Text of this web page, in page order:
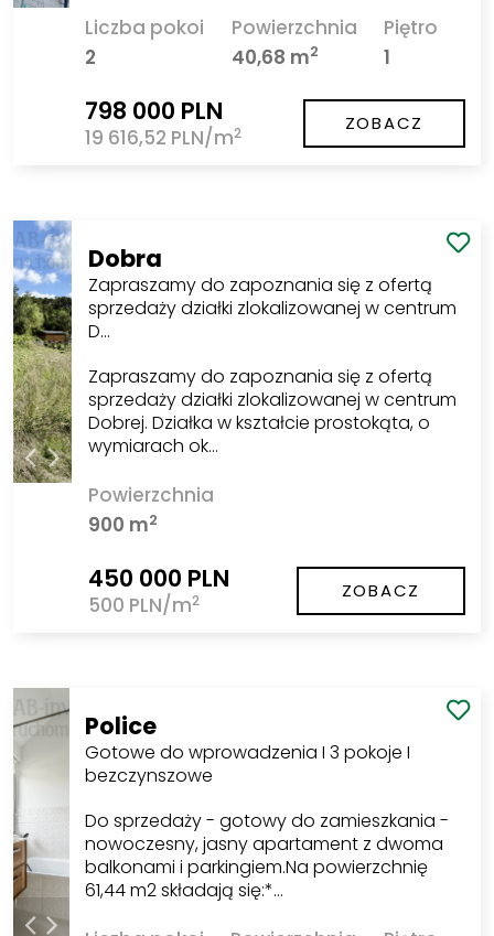
Liczba pokoi
2
Powierzchnia
40,68 m2
Piętro
1
798 000 PLN
19 616,52 PLN/m2 ZOBACZ
Dobra
Zapraszamy do zapoznania się z ofertą
sprzedaży działki zlokalizowanej w centrum
D…
Zapraszamy do zapoznania się z ofertą
sprzedaży działki zlokalizowanej w centrum
Dobrej. Działka w kształcie prostokąta, o
wymiarach ok…
Powierzchnia
900 m2
450 000 PLN
500 PLN/m2 ZOBACZ
Police
Gotowe do wprowadzenia I 3 pokoje I
bezczynszowe
Do sprzedaży - gotowy do zamieszkania -
nowoczesny, jasny apartament z dwoma
balkonami i parkingiem.Na powierzchnię
61,44 m2 składają się:*…